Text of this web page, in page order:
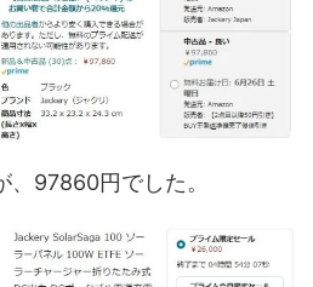
、97860円でした。